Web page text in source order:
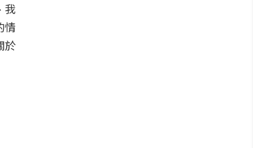
我
情
於